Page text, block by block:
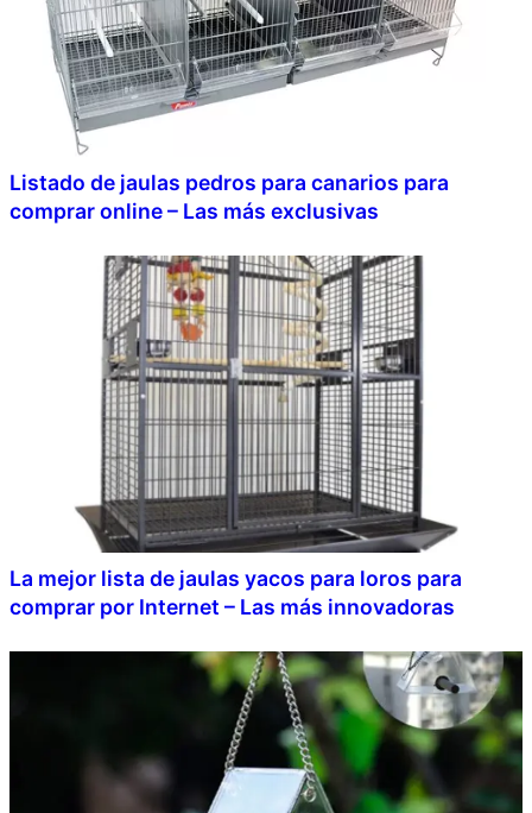
Listado de jaulas pedros para canarios para
comprar online – Las más exclusivas
La mejor lista de jaulas yacos para loros para
comprar por Internet – Las más innovadoras